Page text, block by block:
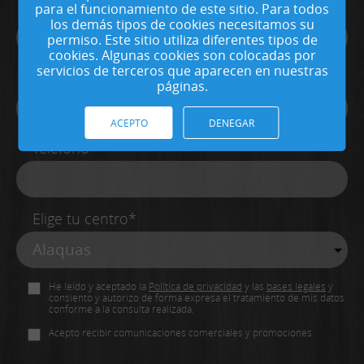
para el funcionamiento de este sitio. Para todos
los demás tipos de cookies necesitamos su
permiso. Este sitio utiliza diferentes tipos de
cookies. Algunas cookies son colocadas por
servicios de terceros que aparecen en nuestras
páginas.
ACEPTO DENEGAR
Apellidos*
Email*
Teléfono*
Elige tu centro*
He leído y aceptado la Política de privacidad y las bases legales y
consiento y autorizo de forma expresa el tratamiento de mis datos
conforme a la consulta realizada.
Acepto recibir comunicaciones comerciales y promociones